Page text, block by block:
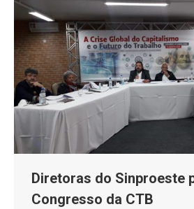
Diretoras do Sinproeste
Congresso da CTB